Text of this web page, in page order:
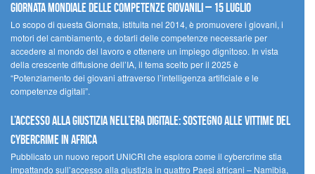
Giornata Mondiale delle Competenze Giovanili – 15 luglio
Lo scopo di questa Giornata, istituita nel 2014, è promuovere i giovani, i
motori del cambiamento, e dotarli delle competenze necessarie per
accedere al mondo del lavoro e ottenere un impiego dignitoso. In vista
della crescente diffusione dell’IA, il tema scelto per il 2025 è
“Potenziamento dei giovani attraverso l’intelligenza artificiale e le
competenze digitali”.
L’accesso alla giustizia nell’era digitale: sostegno alle vittime del
cybercrime in Africa
Pubblicato un nuovo report UNICRI che esplora come il cybercrime stia
impattando sull’accesso alla giustizia in quattro Paesi africani – Namibia,